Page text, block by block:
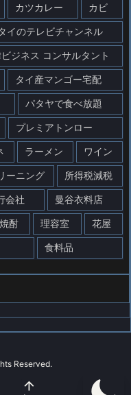
カツカレー カビ
イのテレビチャンネル
ジネス コンサルタント
タイ産マンゴー宅配
パタヤで食べ放題
プレミアトンロー
ラーメン ワイン
ーニング 所得税減税
会社 曼谷衣料店
焼酎 理容室 花屋
食料品
Reserved.
by "Thought is free
